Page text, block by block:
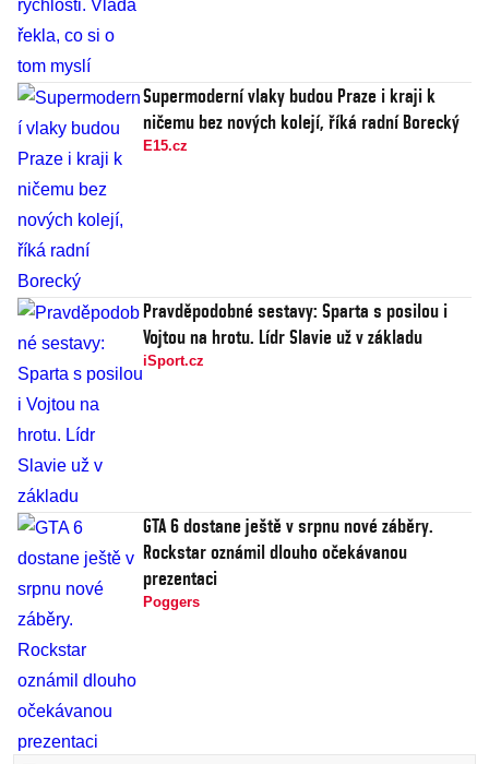
Supermoderní vlaky budou Praze i kraji k
ničemu bez nových kolejí, říká radní Borecký
E15.cz
Pravděpodobné sestavy: Sparta s posilou i
Vojtou na hrotu. Lídr Slavie už v základu
iSport.cz
GTA 6 dostane ještě v srpnu nové záběry.
Rockstar oznámil dlouho očekávanou
prezentaci
Poggers